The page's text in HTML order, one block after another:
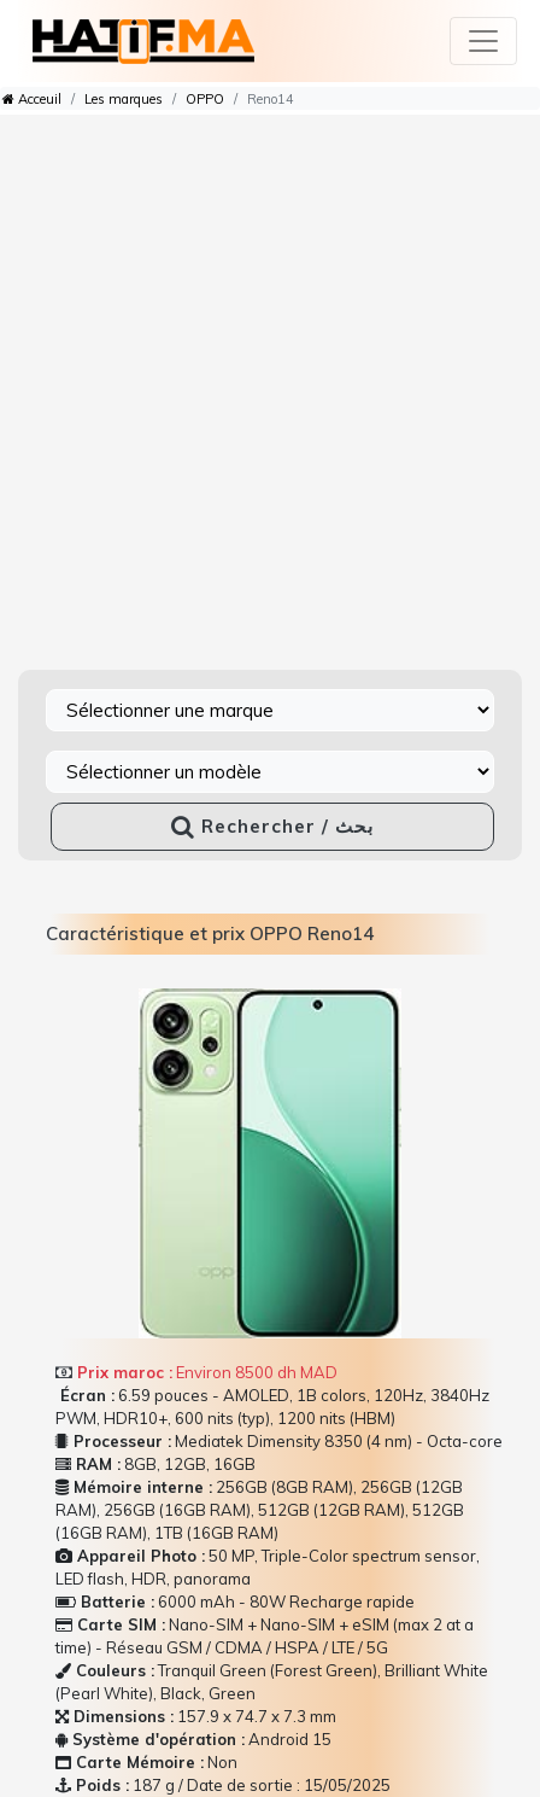
Acceuil Les marques OPPO Reno14
Rechercher / بحث
Caractéristique et prix OPPO Reno14
Prix maroc :Environ 8500 dh MAD
Écran :6.59 pouces - AMOLED, 1B colors, 120Hz, 3840Hz
PWM, HDR10+, 600 nits (typ), 1200 nits (HBM)
Processeur :Mediatek Dimensity 8350 (4 nm) - Octa-core
RAM : 8GB, 12GB, 16GB
Mémoire interne : 256GB (8GB RAM), 256GB (12GB
RAM), 256GB (16GB RAM), 512GB (12GB RAM), 512GB
(16GB RAM), 1TB (16GB RAM)
Appareil Photo :50 MP, Triple-Color spectrum sensor,
LED flash, HDR, panorama
Batterie :6000 mAh - 80W Recharge rapide
Carte SIM :Nano-SIM + Nano-SIM + eSIM (max 2 at a
time) - Réseau GSM / CDMA / HSPA / LTE / 5G
Couleurs :Tranquil Green (Forest Green), Brilliant White
(Pearl White), Black, Green
Dimensions : 157.9 x 74.7 x 7.3 mm
Système d'opération :Android 15
Carte Mémoire :Non
Poids : 187 g / Date de sortie : 15/05/2025